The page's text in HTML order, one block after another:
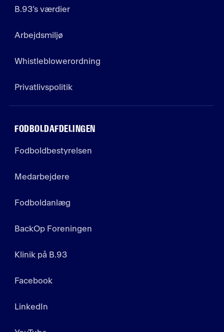
B.93’s værdier
Arbejdsmiljø
Whistleblowerordning
Privatlivspolitik
FODBOLDAFDELINGEN
Fodboldbestyrelsen
Medarbejdere
Fodboldanlæg
BackOp Foreningen
Klinik på B.93
Facebook
LinkedIn